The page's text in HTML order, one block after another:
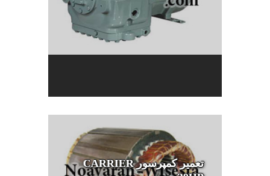
تعمیر کمپرسور CARRIER